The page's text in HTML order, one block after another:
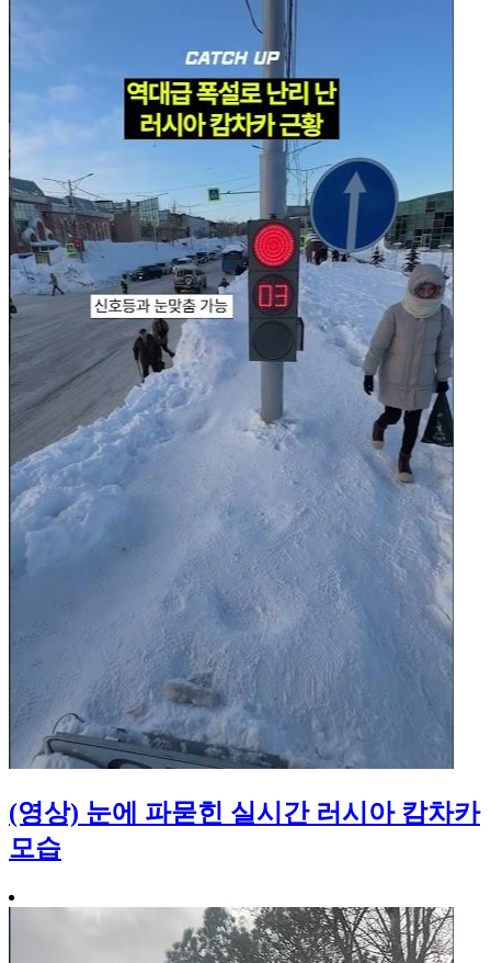
(영상) 눈에 파묻힌 실시간 러시아 캄차카
모습